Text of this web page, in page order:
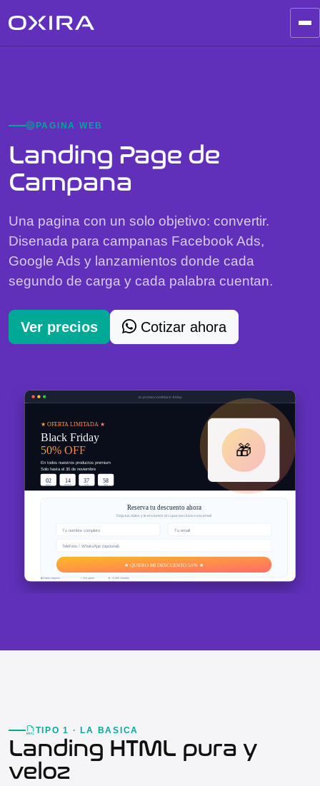
PAGINA WEB
Landing Page de
Campana
Una pagina con un solo objetivo: convertir.
Disenada para campanas Facebook Ads,
Google Ads y lanzamientos donde cada
segundo de carga y cada palabra cuentan.
Ver precios Cotizar ahora
tu-promo.com/black-friday
★ OFERTA LIMITADA ★
Black Friday
50% OFF
En todos nuestros productos premium
Solo hasta el 30 de noviembre
02
DIAS
14
HORAS
37
MIN
58
SEG
🎁
Reserva tu descuento ahora
Deja tus datos y te enviamos el cupon exclusivo a tu email
Tu nombre completo Tu email
Telefono / WhatsApp (opcional)
★ QUIERO MI DESCUENTO 50% ★
🔒 Datos seguros ✓ Sin spam ★ +2,500 clientes
TIPO 1 · LA BASICA
Landing HTML pura y
veloz